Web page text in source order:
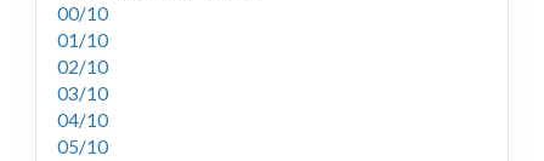
00/10
01/10
02/10
03/10
04/10
05/10